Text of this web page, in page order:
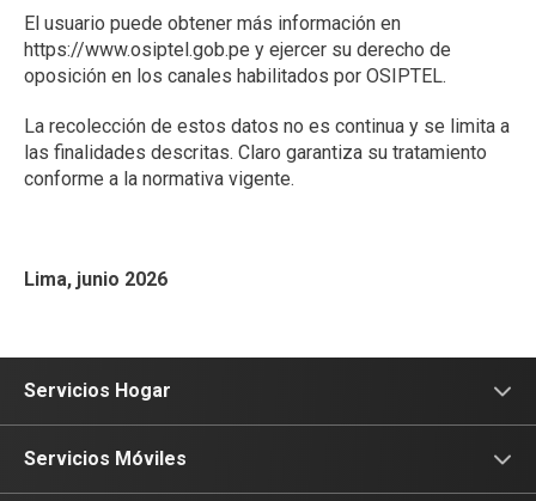
El usuario puede obtener más información en
https://www.osiptel.gob.pe y ejercer su derecho de
oposición en los canales habilitados por OSIPTEL.
La recolección de estos datos no es continua y se limita a
las finalidades descritas. Claro garantiza su tratamiento
conforme a la normativa vigente.
Lima, junio 2026
Servicios Hogar
Internet
Servicios Móviles